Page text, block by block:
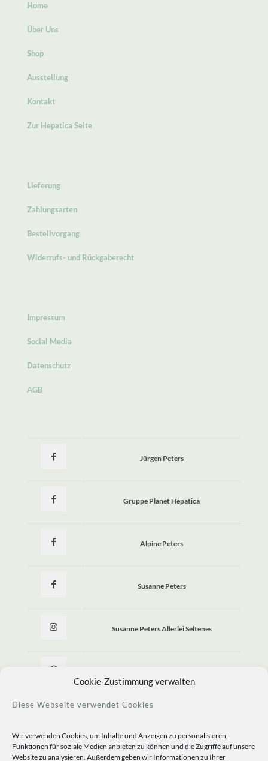
Cookie-Zustimmung verwalten
Diese Webseite verwendet Cookies
Wir verwenden Cookies, um Inhalte und Anzeigen zu personalisieren,
Funktionen für soziale Medien anbieten zu können und die Zugriffe auf unsere
Website zu analysieren. Außerdem geben wir Informationen zu Ihrer
Home
Über Uns
Shop
Ausstellung
Kontakt
Zur Hepatica Seite
Lieferung
Zahlungsarten
Bestellvorgang
Widerrufs- und Rückgaberecht
Impressum
Social Media
Datenschutz
AGB
Jürgen Peters
Gruppe Planet Hepatica
Alpine Peters
Susanne Peters
Susanne Peters Allerlei Seltenes